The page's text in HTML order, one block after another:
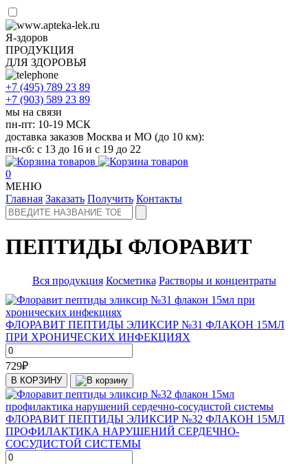
Я-здоров
ПРОДУКЦИЯ
ДЛЯ ЗДОРОВЬЯ
+7 (495) 789 23 89
+7 (903) 589 23 89
мы на связи
пн-пт: 10-19 МСК
доставка заказов Москва и МО (до 10 км):
пн-сб: с 13 до 16 и с 19 до 22
0
МЕНЮ
Главная Заказать Получить Контакты
ПЕПТИДЫ ФЛОРАВИТ
Вся продукция Косметика Растворы и концентраты
ФЛОРАВИТ ПЕПТИДЫ ЭЛИКСИР №31 ФЛАКОН 15МЛ
ПРИ ХРОНИЧЕСКИХ ИНФЕКЦИЯХ
729₽
В КОРЗИНУ
ФЛОРАВИТ ПЕПТИДЫ ЭЛИКСИР №32 ФЛАКОН 15МЛ
ПРОФИЛАКТИКА НАРУШЕНИЙ СЕРДЕЧНО-
СОСУДИСТОЙ СИСТЕМЫ